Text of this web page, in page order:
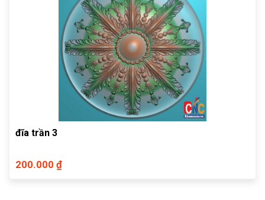
đĩa trần 3
200.000 ₫